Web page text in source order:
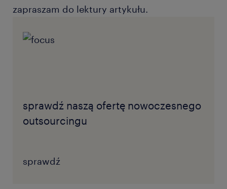
zapraszam do lektury artykułu.
sprawdź naszą ofertę nowoczesnego
outsourcingu
sprawdź